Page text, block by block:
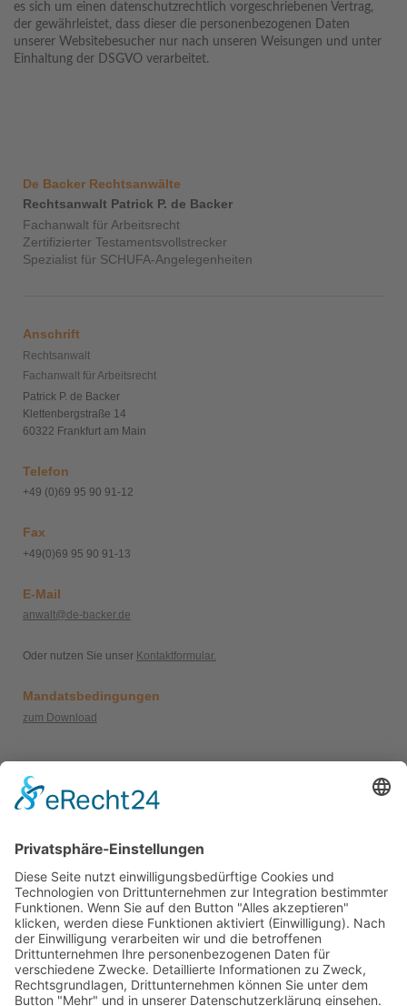
es sich um einen datenschutzrechtlich vorgeschriebenen Vertrag,
der gewährleistet, dass dieser die personenbezogenen Daten
unserer Websitebesucher nur nach unseren Weisungen und unter
Einhaltung der DSGVO verarbeitet.
De Backer Rechtsanwälte
Rechtsanwalt Patrick P. de Backer
Fachanwalt für Arbeitsrecht
Zertifizierter Testamentsvollstrecker
Spezialist für SCHUFA-Angelegenheiten
Anschrift
Rechtsanwalt
Fachanwalt für Arbeitsrecht
Patrick P. de Backer
Klettenbergstraße 14
60322 Frankfurt am Main
Telefon
+49 (0)69 95 90 91-12
Fax
+49(0)69 95 90 91-13
E-Mail
anwalt@de-backer.de
Oder nutzen Sie unser Kontaktformular.
Mandatsbedingungen
zum Download
AKTUELLES
Bewertungen
Schauen Sie sich die Bewertungenzufriedener Mandantender Kanzlei
www.anwalt.de/de-backer an!
Herr de Backer zählt zu den
TOP-Anwälten Deutschlands!
Webseiten